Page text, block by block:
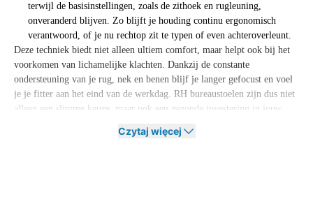
terwijl de basisinstellingen, zoals de zithoek en rugleuning,
onveranderd blijven. Zo blijft je houding continu ergonomisch
verantwoord, of je nu rechtop zit te typen of even achteroverleunt.
Deze techniek biedt niet alleen ultiem comfort, maar helpt ook bij het
voorkomen van lichamelijke klachten. Dankzij de constante
ondersteuning van je rug, nek en benen blijf je langer gefocust en voel
je je fitter aan het eind van de werkdag. RH bureaustoelen zijn dus niet
alleen een slimme keuze, maar ook een gezonde investering in jouw
Czytaj więcej